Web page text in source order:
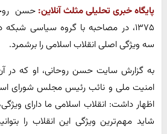
پایگاه خبری تحلیلی مثلث آنلاین: حسن
۱۳۷۵، در مصاحبه با گروه سیاسی
سه ویژگی اصلی انقلاب اسلامی را برشمرد.
به گزارش سایت حسن روحانی، او که در
امنیت ملی و نائب رئیس مجلس شورای
اظهار داشت: انقلاب اسلامی ما دارای
شاید مهم‌ترین ویژگی این انقلاب را